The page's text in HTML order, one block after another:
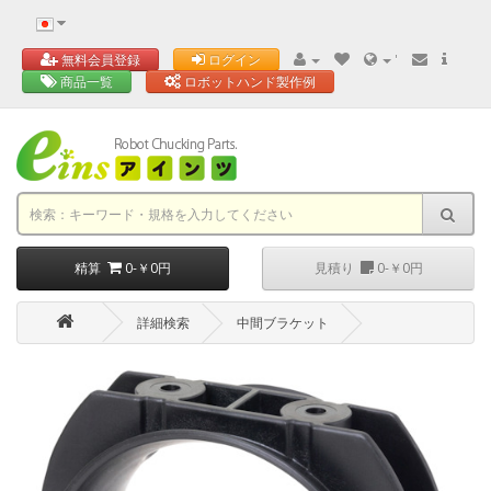
無料会員登録 ログイン
'
商品一覧
ロボットハンド製作例
精算 0-￥0円 見積り 0-￥0円
詳細検索 中間ブラケット